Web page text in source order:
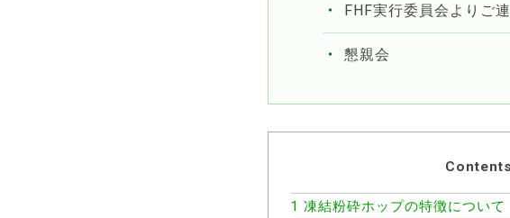
FHF実行委員会よりご
懇親会
Contents
1 凍結粉砕ホップの特徴について